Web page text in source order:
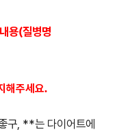
용(질병명
해주세요.
구, **는 다이어트에